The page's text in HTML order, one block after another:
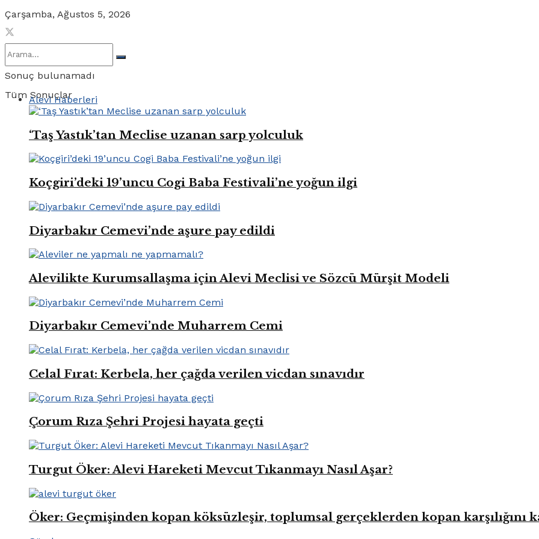
Çarşamba, Ağustos 5, 2026
Sonuç bulunamadı
Tüm Sonuçlar
Alevi Haberleri
‘Taş Yastık’tan Meclise uzanan sarp yolculuk
Koçgiri’deki 19’uncu Cogi Baba Festivali’ne yoğun ilgi
Diyarbakır Cemevi’nde aşure pay edildi
Alevilikte Kurumsallaşma için Alevi Meclisi ve Sözcü Mürşit Modeli
Diyarbakır Cemevi’nde Muharrem Cemi
Celal Fırat: Kerbela, her çağda verilen vicdan sınavıdır
Çorum Rıza Şehri Projesi hayata geçti
Turgut Öker: Alevi Hareketi Mevcut Tıkanmayı Nasıl Aşar?
Öker: Geçmişinden kopan köksüzleşir, toplumsal gerçeklerden kopan karşılığını